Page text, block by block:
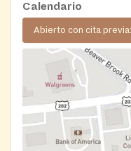
Calendario
Abierto con cita